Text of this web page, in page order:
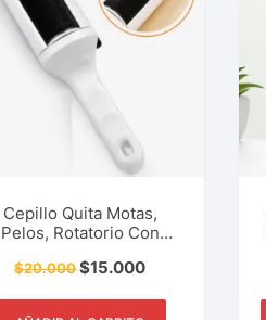
Cepillo Quita Motas,
Pelos, Rotatorio Con
Almacenar Los Pelos O
Accesorio De Limpieza
$20.000$15.000